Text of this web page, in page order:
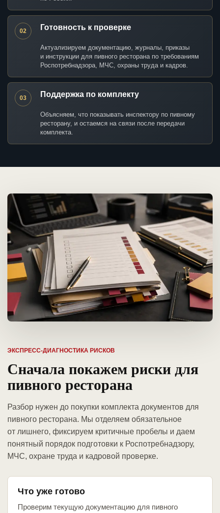
02 Готовность к проверке
Актуализируем документацию, журналы, приказы
и инструкции для пивного ресторана по требованиям
Роспотребнадзора, МЧС, охраны труда и кадров.
03 Поддержка по комплекту
Объясняем, что показывать инспектору по пивному
ресторану, и остаемся на связи после передачи
комплекта.
ЭКСПРЕСС-ДИАГНОСТИКА РИСКОВ
Сначала покажем риски для
пивного ресторана
Разбор нужен до покупки комплекта документов для
пивного ресторана. Мы отделяем обязательное
от лишнего, фиксируем критичные пробелы и даем
понятный порядок подготовки к Роспотребнадзору,
МЧС, охране труда и кадровой проверке.
Что уже готово
Проверим текущую документацию для пивного